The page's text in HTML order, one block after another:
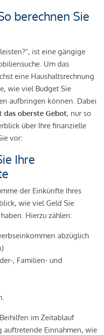
berechnen Sie
ist eine gängige
Um das
eine Haushaltsrechnung
wie viel Budget Sie
aufbringen können. Dabei
das oberste Gebot, nur so
über Ihre finanzielle
vor:
Ihre
der Einkünfte Ihres
wie viel Geld Sie
Hierzu zählen:
abzüglich
, Familien- und
im Zeitablauf
Einnahmen, wie